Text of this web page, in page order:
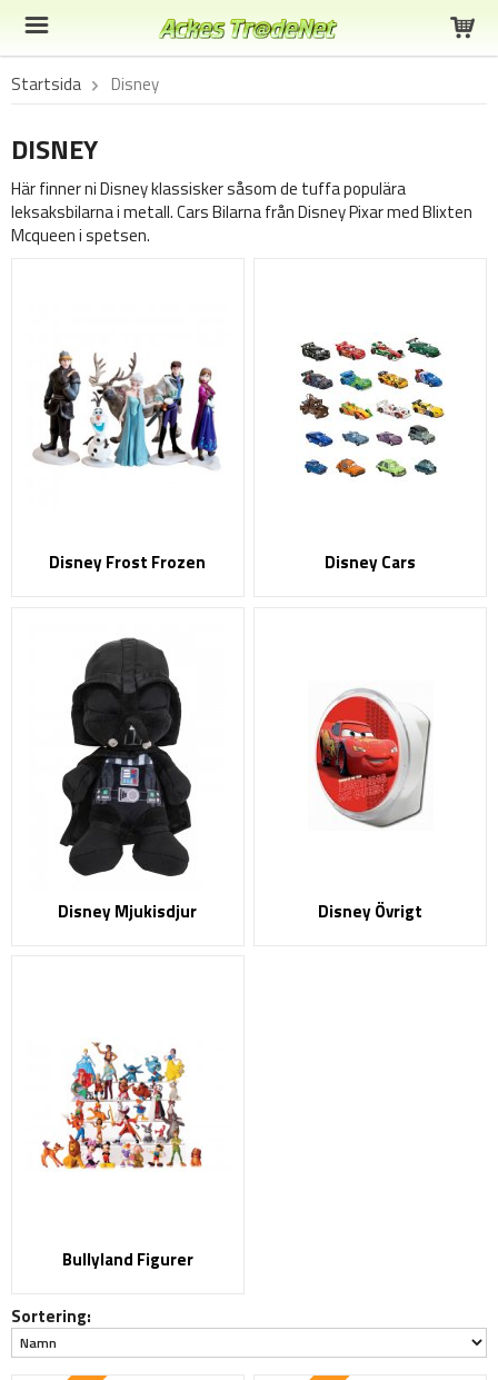
Startsida Disney
DISNEY
Här finner ni Disney klassisker såsom de tuffa populära
leksaksbilarna i metall. Cars Bilarna från Disney Pixar med Blixten
Mcqueen i spetsen.
Disney Frost Frozen Disney Cars
Disney Mjukisdjur Disney Övrigt
Bullyland Figurer
Sortering: